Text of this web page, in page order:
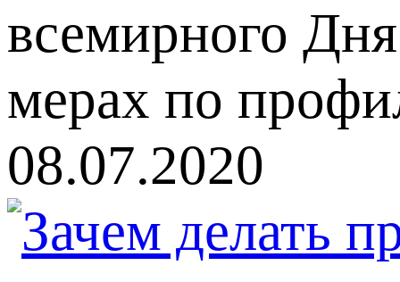
всемирного
мерах по
08.07.2020